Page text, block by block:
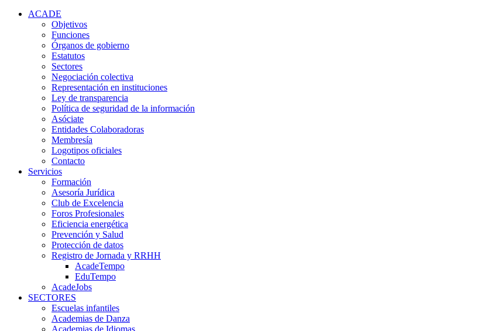
ACADE
Objetivos
Funciones
Órganos de gobierno
Estatutos
Sectores
Negociación colectiva
Representación en instituciones
Ley de transparencia
Política de seguridad de la información
Asóciate
Entidades Colaboradoras
Membresía
Logotipos oficiales
Contacto
Servicios
Formación
Asesoría Jurídica
Club de Excelencia
Foros Profesionales
Eficiencia energética
Prevención y Salud
Protección de datos
Registro de Jornada y RRHH
AcadeTempo
EduTempo
AcadeJobs
SECTORES
Escuelas infantiles
Academias de Danza